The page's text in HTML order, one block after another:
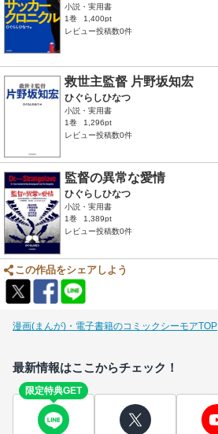
小説・実用書
1巻
1,400pt
レビュー投稿数0件
救世主監督 片野坂知宏
ひぐらしひなつ
小説・実用書
1巻
1,296pt
レビュー投稿数0件
監督の異常な愛情
ひぐらしひなつ
小説・実用書
1巻
1,389pt
レビュー投稿数0件
この作品をシェアしよう
漫画(まんが)・電子書籍のコミックシーモアTOP
最新情報はここからチェック！
限定特典GET